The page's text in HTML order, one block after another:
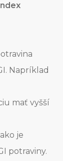
Napríklad
mať vyšší
je
potraviny.